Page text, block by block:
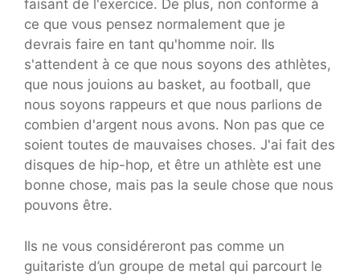
faisant de l'exercice. De plus, non conforme à
ce que vous pensez normalement que je
devrais faire en tant qu'homme noir. Ils
s'attendent à ce que nous soyons des athlètes,
que nous jouions au basket, au football, que
nous soyons rappeurs et que nous parlions de
combien d'argent nous avons. Non pas que ce
soient toutes de mauvaises choses. J'ai fait des
disques de hip-hop, et être un athlète est une
bonne chose, mais pas la seule chose que nous
pouvons être.
Ils ne vous considéreront pas comme un
guitariste d’un groupe de metal qui parcourt le